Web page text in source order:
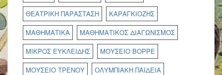
ΘΕΑΤΡΙΚΗ ΠΑΡΑΣΤΑΣΗ
ΚΑΡΑΓΚΙΟΖΗΣ
ΜΑΘΗΜΑΤΙΚΑ
ΜΑΘΗΜΑΤΙΚΟΣ ΔΙΑΓΩΝΙΣΜΟΣ
ΜΙΚΡΟΣ ΕΥΚΛΕΙΔΗΣ
ΜΟΥΣΕΙΟ ΒΟΡΡΕ
ΜΟΥΣΕΙΟ ΤΡΕΝΟΥ
ΟΛΥΜΠΙΑΚΗ ΠΑΙΔΕΙΑ